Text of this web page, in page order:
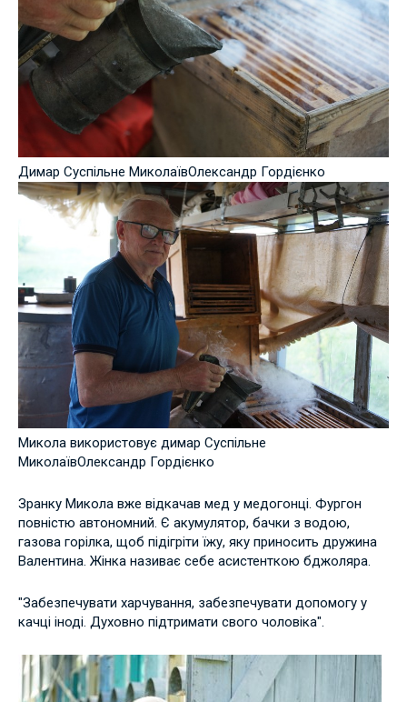
Димар Суспільне МиколаївОлександр Гордієнко
Микола використовує димар Суспільне
МиколаївОлександр Гордієнко
Зранку Микола вже відкачав мед у медогонці. Фургон
повністю автономний. Є акумулятор, бачки з водою,
газова горілка, щоб підігріти їжу, яку приносить дружина
Валентина. Жінка називає себе асистенткою бджоляра.
"Забезпечувати харчування, забезпечувати допомогу у
качці іноді. Духовно підтримати свого чоловіка".